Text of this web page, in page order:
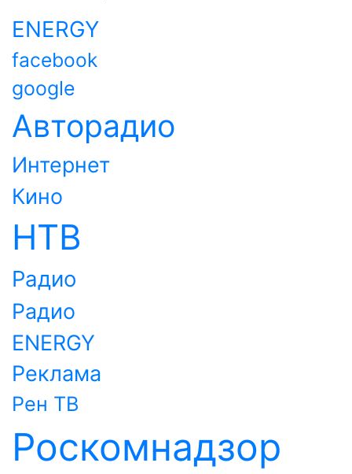
ENERGY
facebook
google
Авторадио
Интернет
Кино
НТВ
Радио
Радио
ENERGY
Реклама
Рен ТВ
Роскомнадзор